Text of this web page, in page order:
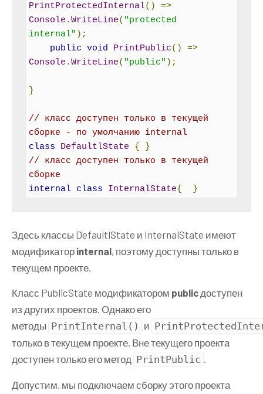
PrintProtectedInternal()
=>
Console .WriteLine( "protected
internal" );
public void PrintPublic()
=>
Console .WriteLine( "public" );
}
// класс доступен только в текущей
сборке - по умолчанию internal
class
DefaultlState {
}
// класс доступен только в текущей
сборке
internal class InternalState{ }
Здесь классы DefaultlState и InternalState имеют
модификатор internal, поэтому доступны только в
текущем проекте.
Класс PublicState модификатором public доступен
из других проектов. Однако его
методы PrintInternal () и
только в текущем проекте. Вне текущего проекта
доступен только его метод PrintPublic
Допустим, мы подключаем сборку этого проекта